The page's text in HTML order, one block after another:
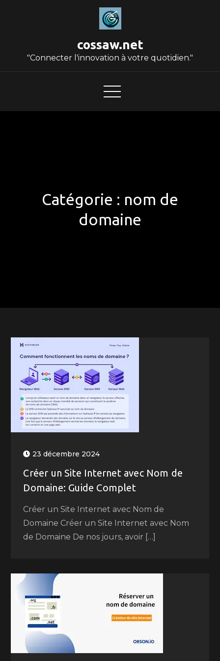
cossaw.net
"Connecter l'innovation à votre quotidien."
Catégorie : nom de
domaine
23 décembre 2024
Créer un Site Internet avec Nom de
Domaine: Guide Complet
Créer un Site Internet avec Nom de
Domaine Créer un Site Internet avec Nom
de Domaine De nos jours, avoir […]